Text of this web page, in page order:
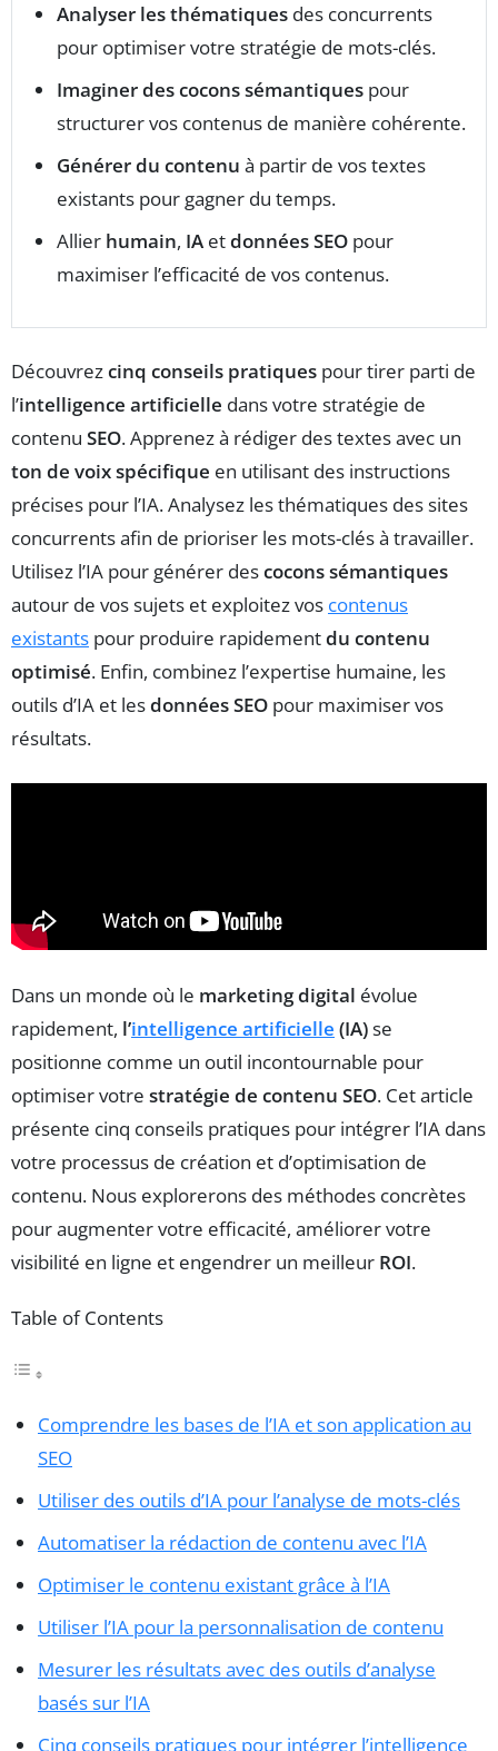
Analyser les thématiques des concurrents
pour optimiser votre stratégie de mots-clés.
Imaginer des cocons sémantiques pour
structurer vos contenus de manière cohérente.
Générer du contenu à partir de vos textes
existants pour gagner du temps.
Allier humain, IA etdonnées SEO pour
maximiser l’efficacité de vos contenus.
Découvrezcinq conseils pratiques pour tirer parti de
l’intelligence artificielle dans votre stratégie de
contenu SEO. Apprenez à rédiger des textes avec un
ton de voix spécifique en utilisant des instructions
précises pour l’IA. Analysez les thématiques des sites
concurrents afin de prioriser les mots-clés à travailler.
Utilisez l’IA pour générer descocons sémantiques
autour de vos sujets et exploitez vos contenus
existants pour produire rapidementdu contenu
optimisé. Enfin, combinez l’expertise humaine, les
outils d’IA et lesdonnées SEO pour maximiser vos
résultats.
Dans un monde où le marketing digital évolue
rapidement, l’intelligence artificielle (IA)se
positionne comme un outil incontournable pour
optimiser votre stratégie de contenu SEO. Cet article
présente cinq conseils pratiques pour intégrer l’IA dans
votre processus de création et d’optimisation de
contenu. Nous explorerons des méthodes concrètes
pour augmenter votre efficacité, améliorer votre
visibilité en ligne et engendrer un meilleur ROI.
Table of Contents
Comprendre les bases de l’IA et son application au
SEO
Utiliser des outils d’IA pour l’analyse de mots-clés
Automatiser la rédaction de contenu avec l’IA
Optimiser le contenu existant grâce à l’IA
Utiliser l’IA pour la personnalisation de contenu
Mesurer les résultats avec des outils d’analyse
basés sur l’IA
Cinq conseils pratiques pour intégrer l’intelligence